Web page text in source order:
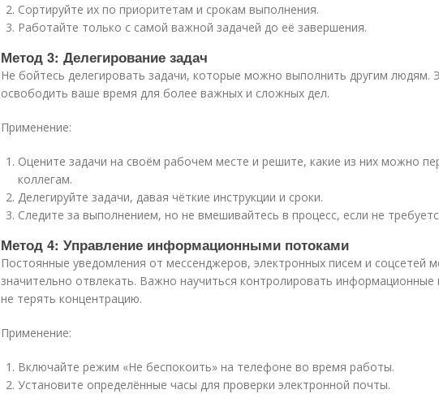
Сортируйте их по приоритетам и срокам выполнения.
Работайте только с самой важной задачей до её завершения.
Метод 3: Делегирование задач
Не бойтесь делегировать задачи, которые можно выполнить другим людям.
освободить ваше время для более важных и сложных дел.
Применение:
Оцените задачи на своём рабочем месте и решите, какие из них можно
коллегам.
Делегируйте задачи, давая чёткие инструкции и сроки.
Следите за выполнением, но не вмешивайтесь в процесс, если не
Метод 4: Управление информационными потоками
Постоянные уведомления от мессенджеров, электронных писем и соцсетей
значительно отвлекать. Важно научиться контролировать
не терять концентрацию.
Применение:
Включайте режим «Не беспокоить» на телефоне во время работы.
Установите определённые часы для проверки электронной почты.